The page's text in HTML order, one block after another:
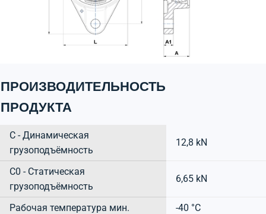
ПРОИЗВОДИТЕЛЬНОСТЬ
ПРОДУКТА
C - Динамическая
грузоподъёмность
12,8 kN
C0 - Статическая
грузоподъёмность
6,65 kN
Рабочая температура мин.
-40 °C